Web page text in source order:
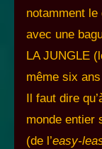
notamment le
avec une
LA JUNGLE
même six
Il faut dire
monde entier
(de l’easy-